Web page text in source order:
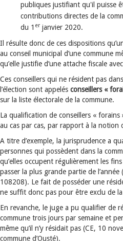
publiques justifiant qu'il puisse
contributions directes de la
du 1 er janvier 2020.
Il résulte donc de ces dispositions
au conseil municipal d’une commune
qu’elle justifie d’une attache fiscale
Ces conseillers qui ne résident pas
l’élection sont appelés conseillers «
sur la liste électorale de la commune.
La qualification de conseillers « forains
au cas par cas, par rapport à la notion
A titre d’exemple, la jurisprudence a
personnes qui possèdent dans la
qu’elles occupent régulièrement les
passer la plus grande partie de
108208). Le fait de posséder une
ne suffit donc pas pour être exclu de
En revanche, le juge a pu qualifier de
commune trois jours par semaine et
même qu’il n’y résidait pas (CE, 10
commune d’Ousté).